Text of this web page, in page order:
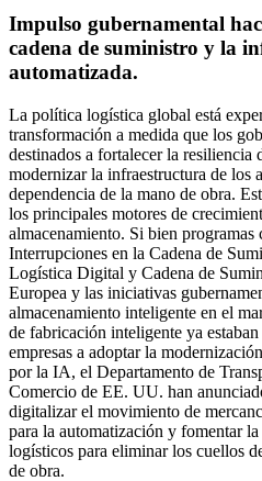
Impulso gubernamental
cadena de suministro y la
automatizada.
La política logística global está
transformación a medida que los
destinados a fortalecer la resiliencia
modernizar la infraestructura de los
dependencia de la mano de obra.
los principales motores de
almacenamiento. Si bien
Interrupciones en la Cadena de
Logística Digital y Cadena de
Europea y las iniciativas
almacenamiento inteligente en el
de fabricación inteligente ya
empresas a adoptar la
por la IA, el Departamento de
Comercio de EE. UU. han
digitalizar el movimiento de
para la automatización y fomentar
logísticos para eliminar los cuellos
de obra.